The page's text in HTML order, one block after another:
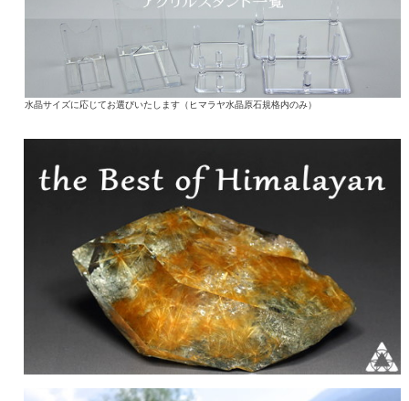
水晶サイズに応じてお選びいたします（ヒマラヤ水晶原石規格内のみ）